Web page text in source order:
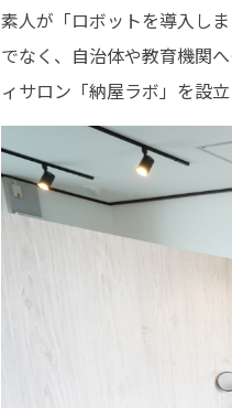
素人が「ロボットを導入し
でなく、自治体や教育機関
ィサロン「納屋ラボ」を設